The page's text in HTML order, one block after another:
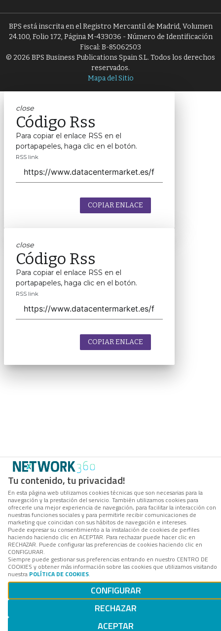
Tu contenido, tu privacidad!
En esta página web utilizamos cookies técnicas que son necesarias para la
navegación y la prestación del servicio. También utilizamos cookies para
ofrecerle una mejor experiencia de navegación, para facilitar la interacción con
nuestras funciones sociales y para permitirle recibir comunicaciones de
marketing que coincidan con sus hábitos de navegación e intereses.
Puede expresar su consentimiento a la instalación de cookies de perfiles
haciendo haciendo clic en ACEPTAR. Para rechazar puede hacer clic en
RECHAZAR. Puede configurar las preferencias de cookies haciendo clic en
CONFIGURAR.
Siempre puede gestionar sus preferencias entrando en nuestro CENTRO DE
COOKIES y obtener más información sobre las cookies que utilizamos visitando
nuestra POLÍTICA DE COOKIES.
CONFIGURAR
RECHAZAR
ACEPTAR
BPS está inscrita en el Registro Mercantil de Madrid, Volumen
24.100, Folio 172, Página M-433036 - Número de Identificación
Fiscal: B-85062503
© 2026 BPS Business Publications Spain S.L. Todos los derechos
reservados.
Mapa del Sitio
close
Código Rss
Para copiar el enlace RSS en el
portapapeles, haga clic en el botón.
RSS link
COPIAR ENLACE
close
Código Rss
Para copiar el enlace RSS en el
portapapeles, haga clic en el botón.
RSS link
COPIAR ENLACE